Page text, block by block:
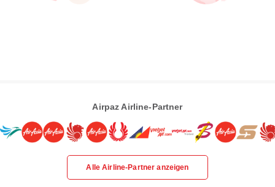
Airpaz Airline-Partner
Alle Airline-Partner anzeigen